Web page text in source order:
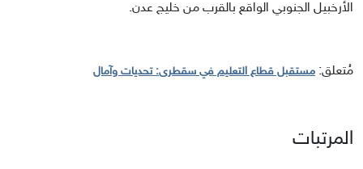
الأرخبيل الجنوبي الواقع بالقرب من خليج عدن.
مُتعلق: مستقبل قطاع التعليم في سقطرى: تحديات وآمال
المرتبات